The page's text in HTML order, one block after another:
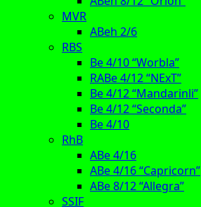
MVR
ABeh 2/6
RBS
Be 4/10 “Worbla”
RABe 4/12 “NExT”
Be 4/12 “Mandarinli”
Be 4/12 “Seconda”
Be 4/10
RhB
ABe 4/16
ABe 4/16 “Capricorn”
ABe 8/12 “Allegra”
SSIF